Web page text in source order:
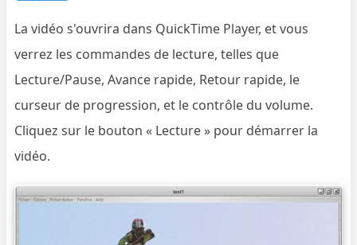
La vidéo s'ouvrira dans QuickTime Player, et vous
verrez les commandes de lecture, telles que
Lecture/Pause, Avance rapide, Retour rapide, le
curseur de progression, et le contrôle du volume.
Cliquez sur le bouton « Lecture » pour démarrer la
vidéo.